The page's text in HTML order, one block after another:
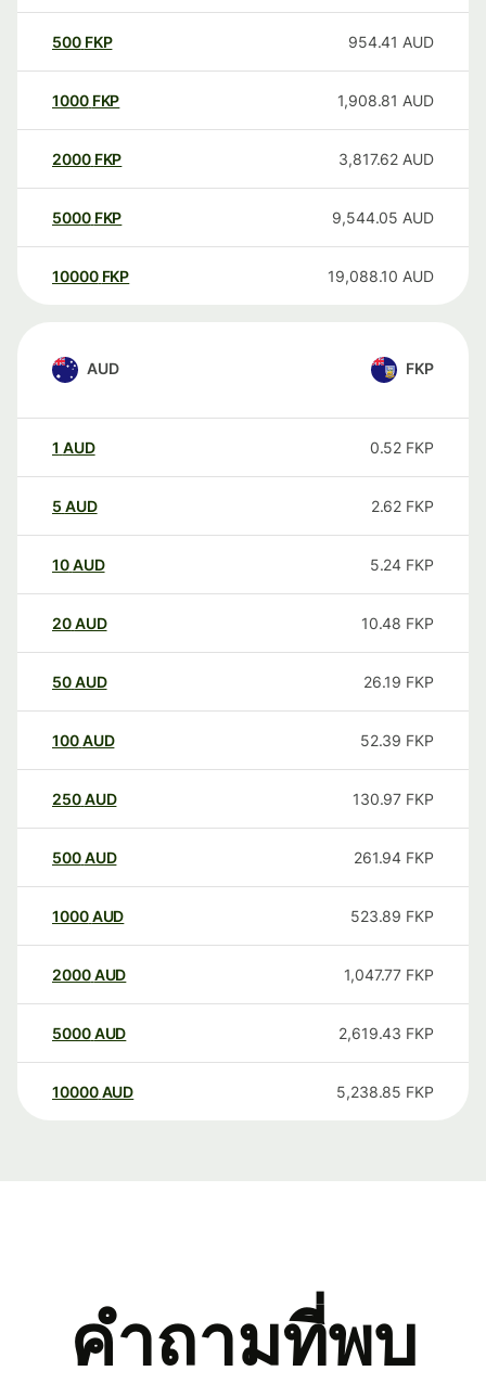
500 FKP 954.41 AUD
1000 FKP 1,908.81 AUD
2000 FKP 3,817.62 AUD
5000 FKP 9,544.05 AUD
10000 FKP 19,088.10 AUD
AUD FKP
1 AUD 0.52 FKP
5 AUD 2.62 FKP
10AUD 5.24 FKP
20AUD 10.48 FKP
50AUD 26.19 FKP
100AUD 52.39 FKP
250AUD 130.97 FKP
500AUD 261.94 FKP
1000AUD 523.89 FKP
2000AUD 1,047.77 FKP
5000AUD 2,619.43 FKP
10000 AUD 5,238.85 FKP
คำถามที่พบ